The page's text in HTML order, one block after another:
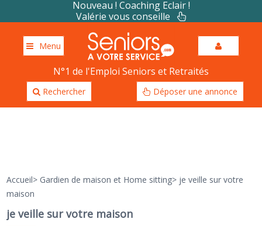
Nouveau ! Coaching Eclair !
Valérie vous conseille
Menu
N°1 de l'Emploi Seniors et Retraités
Rechercher Déposer une annonce
Accueil> Gardien de maison et Home sitting> je veille sur votre
maison
je veille sur votre maison